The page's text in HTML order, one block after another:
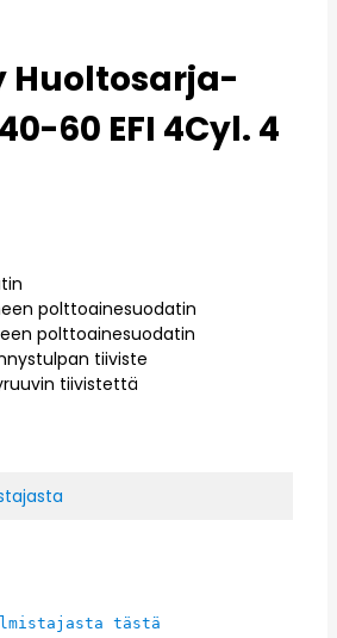
Huoltosarja-
60 EFI 4Cyl. 4
polttoainesuodatin
polttoainesuodatin
tiiviste
tiivistettä
tästä